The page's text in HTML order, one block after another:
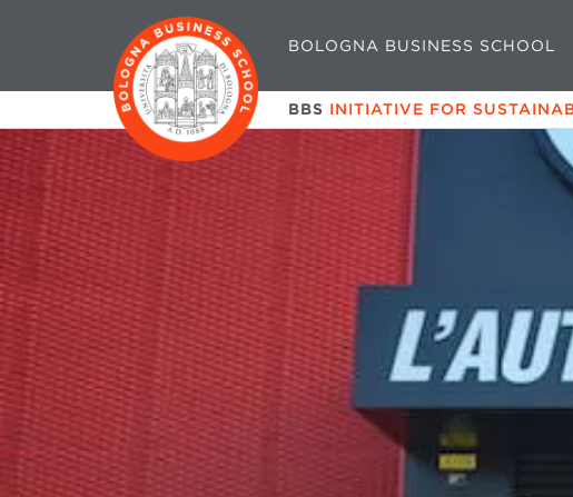
BOLOGNA BUSINESS SCHOOL
BBS INITIATIVE FOR